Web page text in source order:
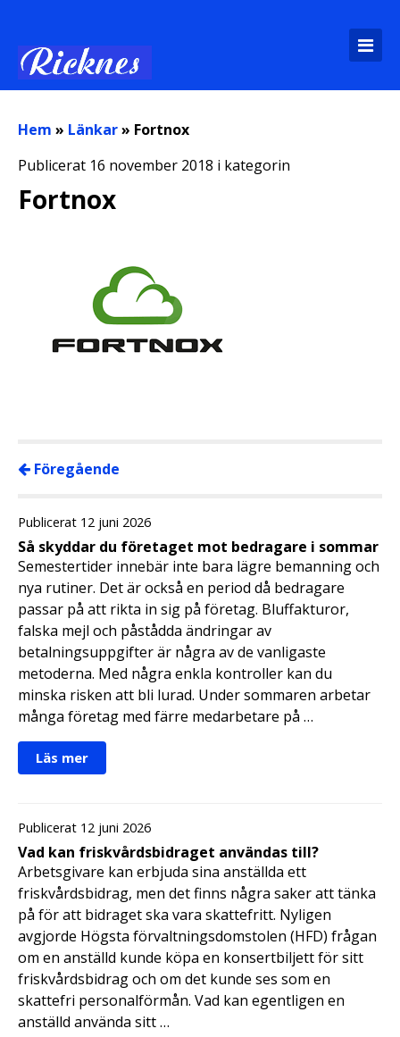
Hem » Länkar» Fortnox
Publicerat 16 november 2018 i kategorin
Fortnox
Föregående
Publicerat 12 juni 2026
Så skyddar du företaget mot bedragare i sommar
Semestertider innebär inte bara lägre bemanning och
nya rutiner. Det är också en period då bedragare
passar på att rikta in sig på företag. Bluffakturor,
falska mejl och påstådda ändringar av
betalningsuppgifter är några av de vanligaste
metoderna. Med några enkla kontroller kan du
minska risken att bli lurad. Under sommaren arbetar
många företag med färre medarbetare på …
Läs mer
Publicerat 12 juni 2026
Vad kan friskvårdsbidraget användas till?
Arbetsgivare kan erbjuda sina anställda ett
friskvårdsbidrag, men det finns några saker att tänka
på för att bidraget ska vara skattefritt. Nyligen
avgjorde Högsta förvaltningsdomstolen (HFD) frågan
om en anställd kunde köpa en konsertbiljett för sitt
friskvårdsbidrag och om det kunde ses som en
skattefri personalförmån. Vad kan egentligen en
anställd använda sitt …